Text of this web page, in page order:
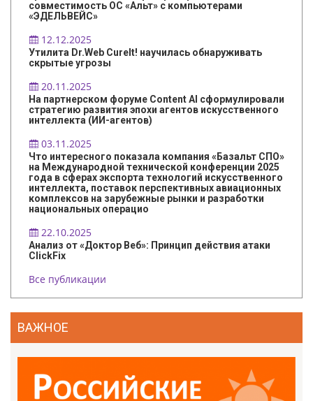
совместимость ОС «Альт» с компьютерами
«ЭДЕЛЬВЕЙС»
12.12.2025
Утилита Dr.Web CureIt! научилась обнаруживать
скрытые угрозы
20.11.2025
На партнерском форуме Content AI сформулировали
стратегию развития эпохи агентов искусственного
интеллекта (ИИ-агентов)
03.11.2025
Что интересного показала компания «Базальт СПО»
на Международной технической конференции 2025
года в сферах экспорта технологий искусственного
интеллекта, поставок перспективных авиационных
комплексов на зарубежные рынки и разработки
национальных операцио
22.10.2025
Анализ от «Доктор Веб»: Принцип действия атаки
ClickFix
Все публикации
ВАЖНОЕ